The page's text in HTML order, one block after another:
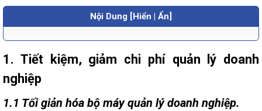
Nội Dung [Hiển | Ẩn]
1. Tiết kiệm, giảm chi phí quản lý doanh
nghiệp
1.1 Tối giản hóa bộ máy quản lý doanh nghiệp.